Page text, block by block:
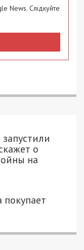
News. Слідкуйте
запустили
о
на